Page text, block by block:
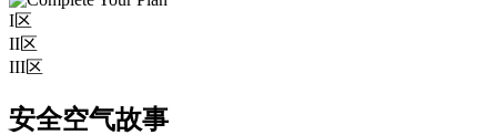
I区
II区
III区
安全空气故事